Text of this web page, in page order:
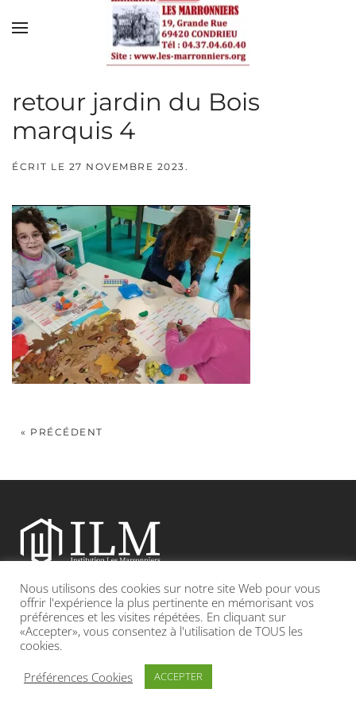
Skip to main content
retour jardin du Bois
marquis 4
ÉCRIT LE 27 NOVEMBRE 2023.
« PRÉCÉDENT
Etablissement catholique sous contrat d’association avec l’Etat
Adresse : 19, Grande rue 69420 CONDRIEU
INFOS LÉGALES POLITIQUE DE CONFIDENTIALITÉ
Nous utilisons des cookies sur notre site Web pour vous
offrir l'expérience la plus pertinente en mémorisant vos
préférences et les visites répétées. En cliquant sur
«Accepter», vous consentez à l'utilisation de TOUS les
cookies.
Préférences Cookies
ACCEPTER